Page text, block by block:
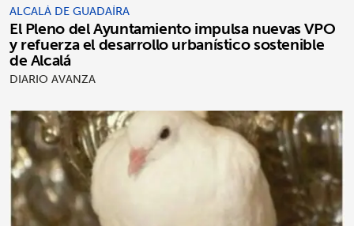
ALCALÁ DE GUADAÍRA
El Pleno del Ayuntamiento impulsa nuevas VPO
y refuerza el desarrollo urbanístico sostenible
de Alcalá
DIARIO AVANZA